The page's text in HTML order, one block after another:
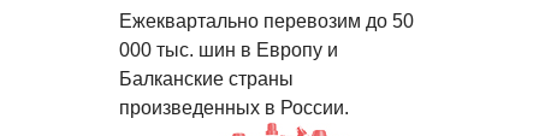
Ежеквартально перевозим до 50
000 тыс. шин в Европу и
Балканские страны
произведенных в России.